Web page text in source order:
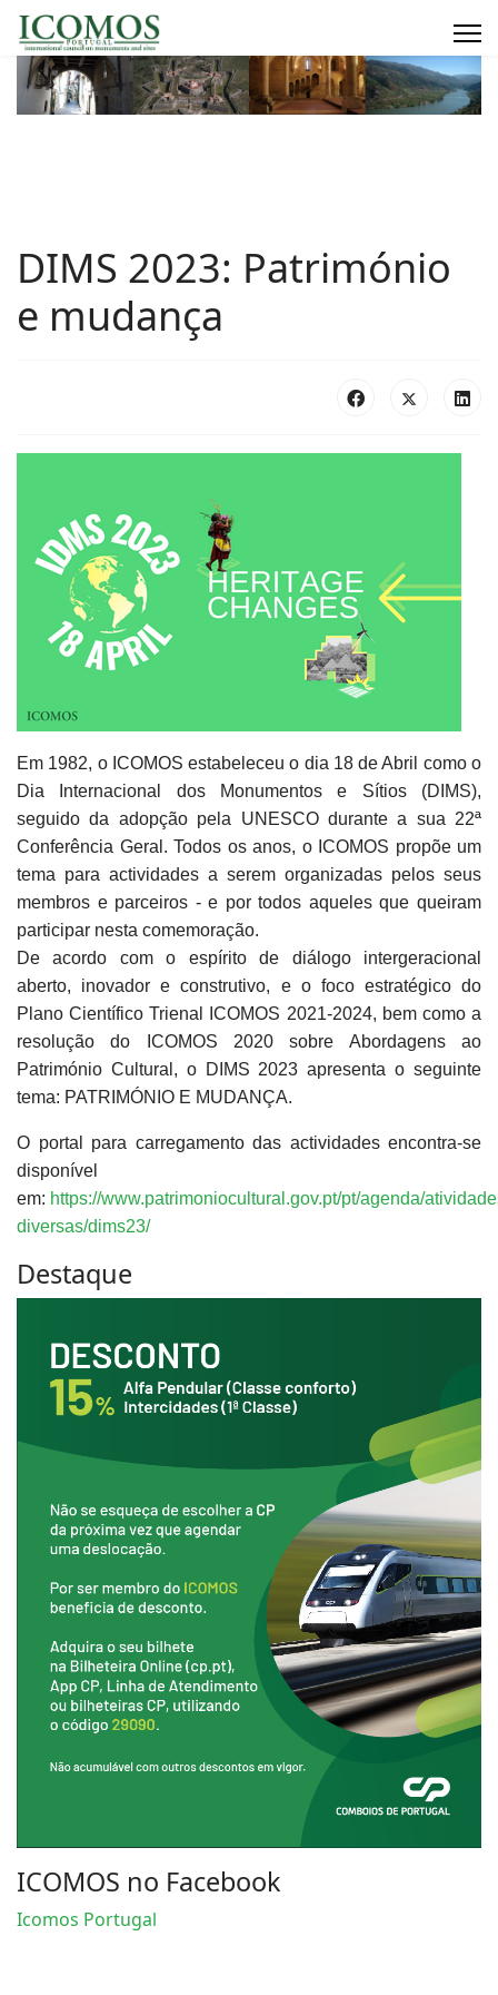
DIMS 2023: Património
e mudança
Em 1982, o ICOMOS estabeleceu o dia 18 de Abril como o
Dia Internacional dos Monumentos e Sítios (DIMS),
seguido da adopção pela UNESCO durante a sua 22ª
Conferência Geral. Todos os anos, o ICOMOS propõe um
tema para actividades a serem organizadas pelos seus
membros e parceiros - e por todos aqueles que queiram
participar nesta comemoração.
De acordo com o espírito de diálogo intergeracional
aberto, inovador e construtivo, e o foco estratégico do
Plano Científico Trienal ICOMOS 2021-2024, bem como a
resolução do ICOMOS 2020 sobre Abordagens ao
Património Cultural, o DIMS 2023 apresenta o seguinte
tema: PATRIMÓNIO E MUDANÇA.
O portal para carregamento das actividades encontra-se
disponível
em: https://www.patrimoniocultural.gov.pt/pt/agenda/
diversas/dims23/
Destaque
ICOMOS no Facebook
Icomos Portugal